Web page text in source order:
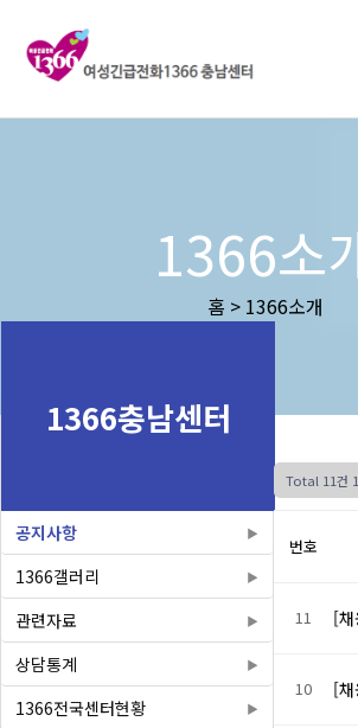
1366소
홈 > 1366소개
1366충남센터
공지사항
1366갤러리
관련자료
상담통계
1366전국센터현황
Total 11건
번호
11 [
10 [